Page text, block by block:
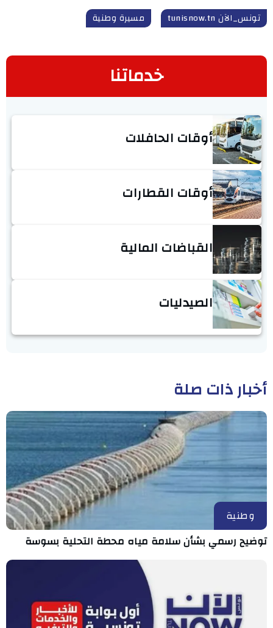
تونس_الآن tunisnow.tn
مسيرة وطنية
خدماتنا
أوقات الحافلات
أوقات القطارات
القباضات المالية
الصيدليات
أخبار ذات صلة
وطنية
توضيح رسمي بشأن سلامة مياه محطة التحلية بسوسة